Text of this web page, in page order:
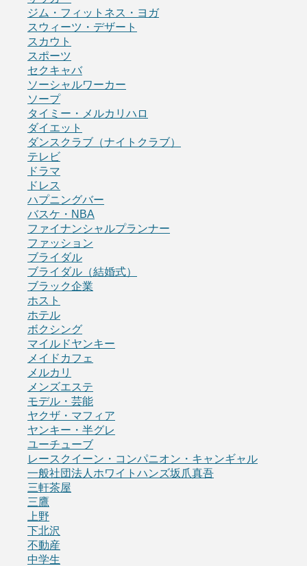
ジム・フィットネス・ヨガ
スウィーツ・デザート
スカウト
スポーツ
セクキャバ
ソーシャルワーカー
ソープ
タイミー・メルカリハロ
ダイエット
ダンスクラブ（ナイトクラブ）
テレビ
ドラマ
ドレス
ハプニングバー
バスケ・NBA
ファイナンシャルプランナー
ファッション
ブライダル
ブライダル（結婚式）
ブラック企業
ホスト
ホテル
ボクシング
マイルドヤンキー
メイドカフェ
メルカリ
メンズエステ
モデル・芸能
ヤクザ・マフィア
ヤンキー・半グレ
ユーチューブ
レースクイーン・コンパニオン・キャンギャル
一般社団法人ホワイトハンズ坂爪真吾
三軒茶屋
三鷹
上野
下北沢
不動産
中学生